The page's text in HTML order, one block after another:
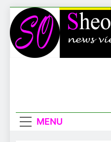
Skip
to
content
MENU